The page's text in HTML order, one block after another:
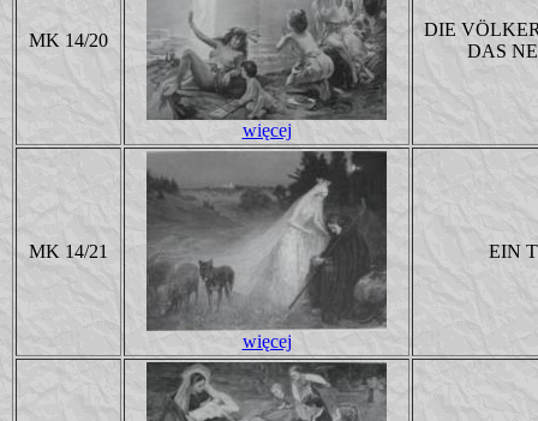
MK 14/20
więcej
DIE
DAS
MK 14/21
więcej
EIN